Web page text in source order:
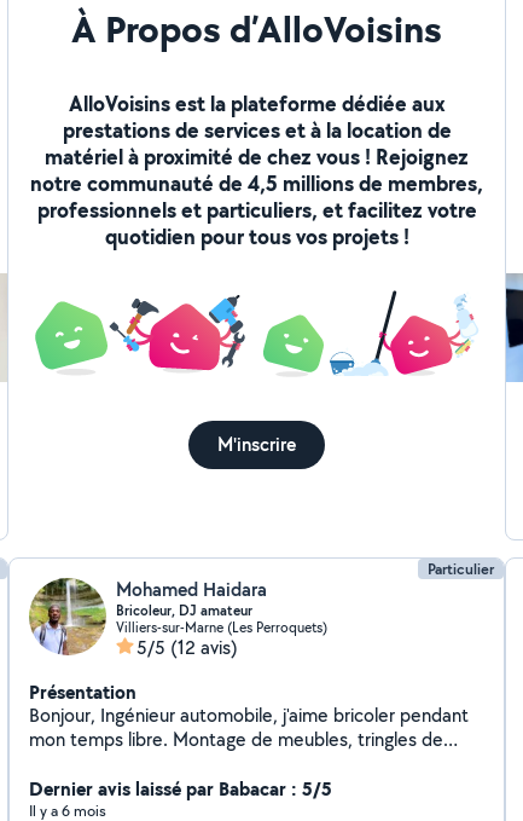
À Propos d’AlloVoisins
AlloVoisins est la plateforme dédiée aux
prestations de services et à la location de
matériel à proximité de chez vous ! Rejoignez
notre communauté de 4,5 millions de membres,
professionnels et particuliers, et facilitez votre
quotidien pour tous vos projets !
M'inscrire
Particulier
Mohamed Haidara
Bricoleur, DJ amateur
Villiers-sur-Marne (Les Perroquets)
5/5 (12 avis)
Présentation
Bonjour, Ingénieur automobile, j'aime bricoler pendant
mon temps libre. Montage de meubles, tringles de
smartphone ou PC. Pour finir je peux animer
musicalement des événements. N'hésitez pas. Au
Dernier avis laissé par Babacar : 5/5
Il y a 6 mois